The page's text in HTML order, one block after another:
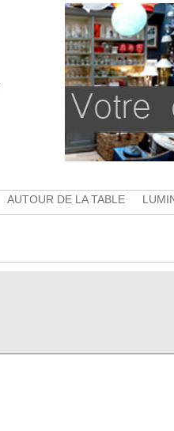
AUTOUR DE LA TABLE